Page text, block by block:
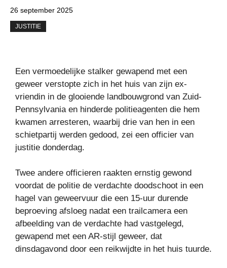
26 september 2025
JUSTITIE
Een vermoedelijke stalker gewapend met een
geweer verstopte zich in het huis van zijn ex-
vriendin in de glooiende landbouwgrond van Zuid-
Pennsylvania en hinderde politieagenten die hem
kwamen arresteren, waarbij drie van hen in een
schietpartij werden gedood, zei een officier van
justitie donderdag.
Twee andere officieren raakten ernstig gewond
voordat de politie de verdachte doodschoot in een
hagel van geweervuur ​​die een 15-uur durende
beproeving afsloeg nadat een trailcamera een
afbeelding van de verdachte had vastgelegd,
gewapend met een AR-stijl geweer, dat
dinsdagavond door een reikwijdte in het huis tuurde.